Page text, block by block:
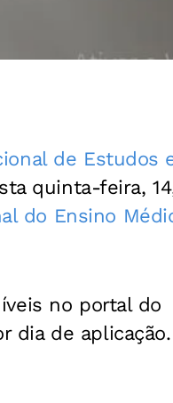
de Estudos
quinta-feira,
do Ensino
no portal do
dia de aplicação.